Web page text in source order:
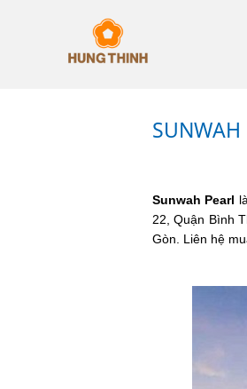
SUNWAH
Sunwah Pearl
22, Quận Bình
Gòn. Liên hệ